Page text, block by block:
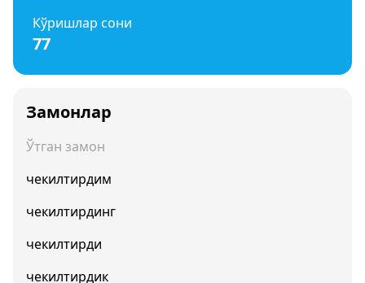
Кўришлар сони
77
Замонлар
Ўтган замон
чекилтирдим
чекилтирдинг
чекилтирди
чекилтирдик